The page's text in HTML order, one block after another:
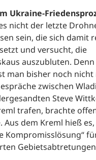
Ukraine-
nicht der letzte
sein, die sich damit
und versucht, die
auszubluten.
man bisher noch nicht
zwischen
Steve
trafen, brachte
Aus dem Kreml hieß
Kompromisslösung“